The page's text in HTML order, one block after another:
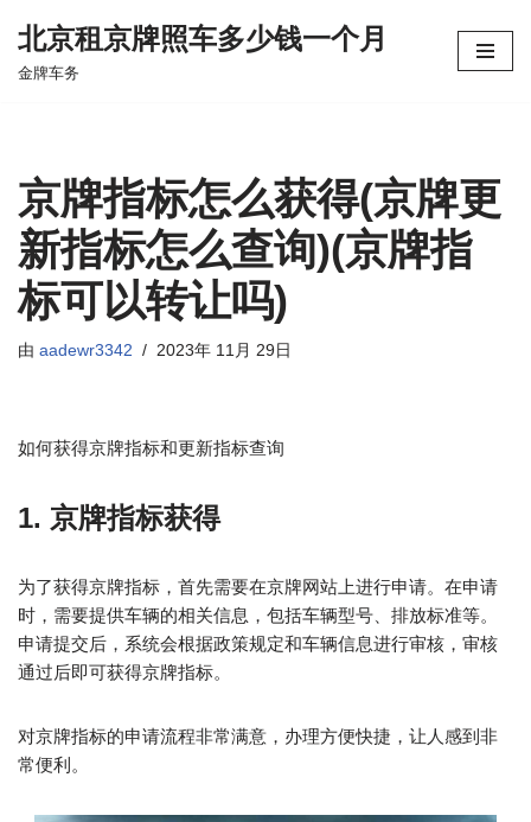
跳
北京租京牌照车多少钱一个月
金牌车务
京牌指标怎么获得(京牌更
新指标怎么查询)(京牌指
标可以转让吗)
由 aadewr3342 2023年 11月 29日
如何获得京牌指标和更新指标查询
1. 京牌指标获得
为了获得京牌指标，首先需要在京牌网站上进行申请。在申请
时，需要提供车辆的相关信息，包括车辆型号、排放标准等。
申请提交后，系统会根据政策规定和车辆信息进行审核，审核
通过后即可获得京牌指标。
对京牌指标的申请流程非常满意，办理方便快捷，让人感到非
常便利。